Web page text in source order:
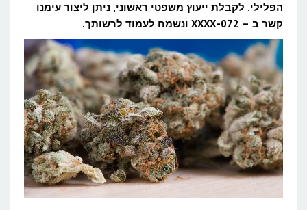
הפלילי. לקבלת ייעוץ משפטי ראשוני, ניתן ליצור עימנו
קשר ב – 072-XXXX ונשמח לעמוד לרשותך.